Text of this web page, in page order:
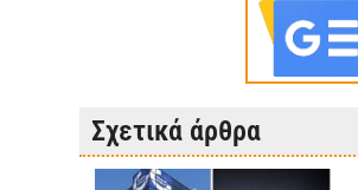
Σχετικά άρθρα